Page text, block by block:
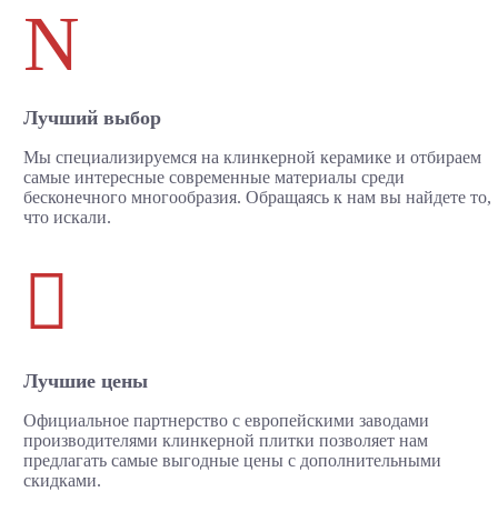
N
Лучший выбор
Мы специализируемся на клинкерной керамике и отбираем
самые интересные современные материалы среди
бесконечного многообразия. Обращаясь к нам вы найдете то,
что искали.

Лучшие цены
Официальное партнерство с европейскими заводами
производителями клинкерной плитки позволяет нам
предлагать самые выгодные цены с дополнительными
скидками.